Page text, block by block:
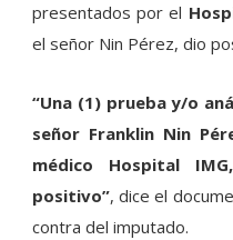
presentados por el
el señor Nin Pérez, dio
“Una (1) prueba y/o
señor Franklin Nin
médico Hospital
positivo”, dice el
contra del imputado.